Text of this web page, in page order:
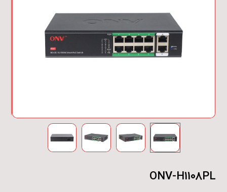
ONV-H1108PL